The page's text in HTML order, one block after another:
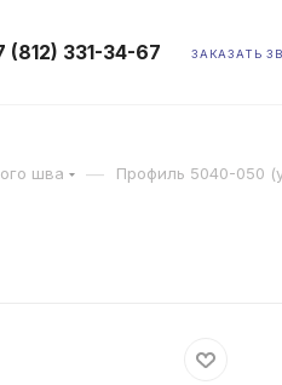
(812) 331-34-67 ЗАКАЗАТЬ
шва — Профиль 5040-050